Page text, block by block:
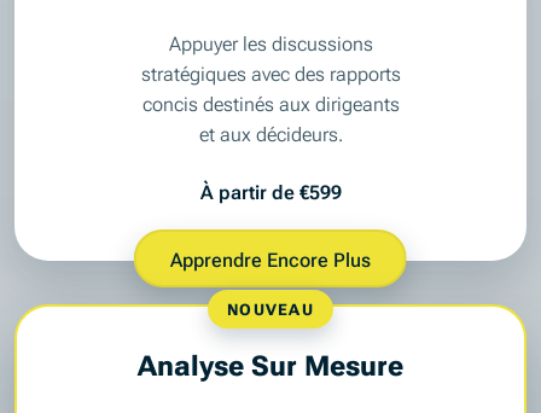
Appuyer les discussions
stratégiques avec des rapports
concis destinés aux dirigeants
et aux décideurs.
À partir de €599
Apprendre Encore Plus
NOUVEAU
Analyse Sur Mesure